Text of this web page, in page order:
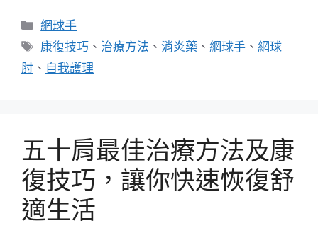
分
類
網球手
標
籤
康復技巧 、 治療方法 、消炎藥 、網球手 、網球
肘 、 自我護理
五十肩最佳治療方法及康
復技巧，讓你快速恢復舒
適生活